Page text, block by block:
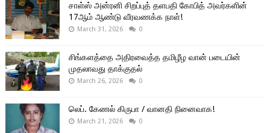
சாள்ஸ் அன்ரனி சிறப்புத் தளபதி கோபித் அவர்களின்
17ஆம் ஆண்டு வீரவணக்க நாள்!
March 31, 2026 0
சிங்களத்தை அதிரவைத்த தமிழீழ வான் படையின்
முதலாவது தாக்குதல்
March 26, 2026 0
லெப். கேணல் கிருபா / வானதி நினைவாக!
March 21, 2026 0